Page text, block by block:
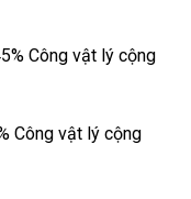
Công vật lý cộng
Công vật lý cộng